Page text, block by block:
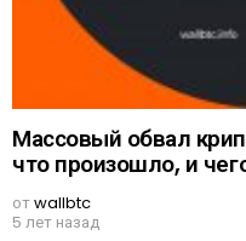
Массовый обвал
что произошло, и
отwallbtc
5 лет назад